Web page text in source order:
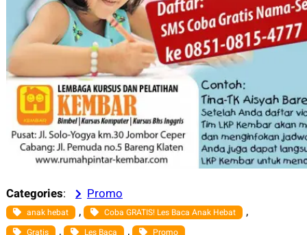
Categories: Promo
anak hebat , Coba GRATIS! Les Baca Anak Hebat ,
Gratis , Les Baca , Promo